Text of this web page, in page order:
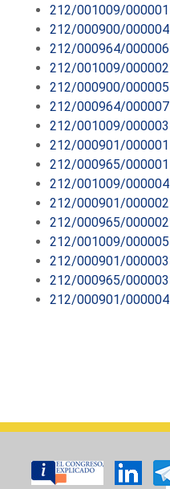
212/001009/000001
212/000900/000004
212/000964/000006
212/001009/000002
212/000900/000005
212/000964/000007
212/001009/000003
212/000901/000001
212/000965/000001
212/001009/000004
212/000901/000002
212/000965/000002
212/001009/000005
212/000901/000003
212/000965/000003
212/000901/000004